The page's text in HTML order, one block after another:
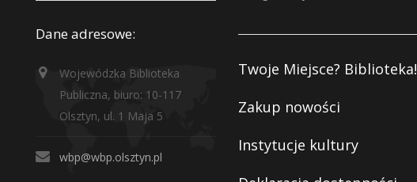
Dane adresowe:
Wojewódzka Biblioteka
Publiczna, biuro: 10-117
Olsztyn, ul. 1 Maja 5
wbp@wbp.olsztyn.pl
Twoje Miejsce? Biblioteka!
Zakup nowości
Instytucje kultury